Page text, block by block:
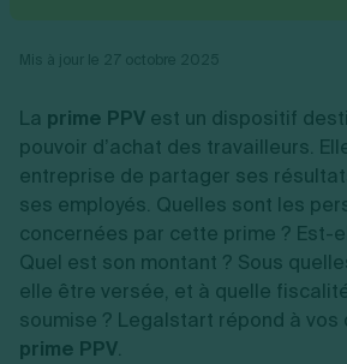
Transport
Autres
Ressources
Simulateur de choix de forme
Calcul de charges sociales
Estimation du coût de création
Calcul d'éligibilité à l'ACRE
Vérification de la disponibilité du
Gérer son entreprise
Gestion comptable
Approbation des comptes
Dépôt de marque
Recherche d'antériorité
Protection des créations
Confidentialité de l'adresse du
Fermer son entreprise
Conseil/finance
Vente en ligne
Services aux entreprises
Construction/travaux
Restauration
Commerce
Transport
Autres
Par fonctionnalité
Fiches SCI
Fiches auto-entrepreneur
Fiches association
Toutes les fiches sur la création
Autres démarches
Gestion d’entreprise
Fermeture d’entreprise
Exercice d’un métier
Recouvrement de factures
La prime PPV est un dispositif
pouvoir d’achat des travailleurs.
entreprise de partager ses
ses employés. Quelles sont les
concernées par cette prime ? Est-
Quel est son montant ? Sous
elle être versée, et à quelle
soumise ? Legalstart répond à vos
prime PPV.